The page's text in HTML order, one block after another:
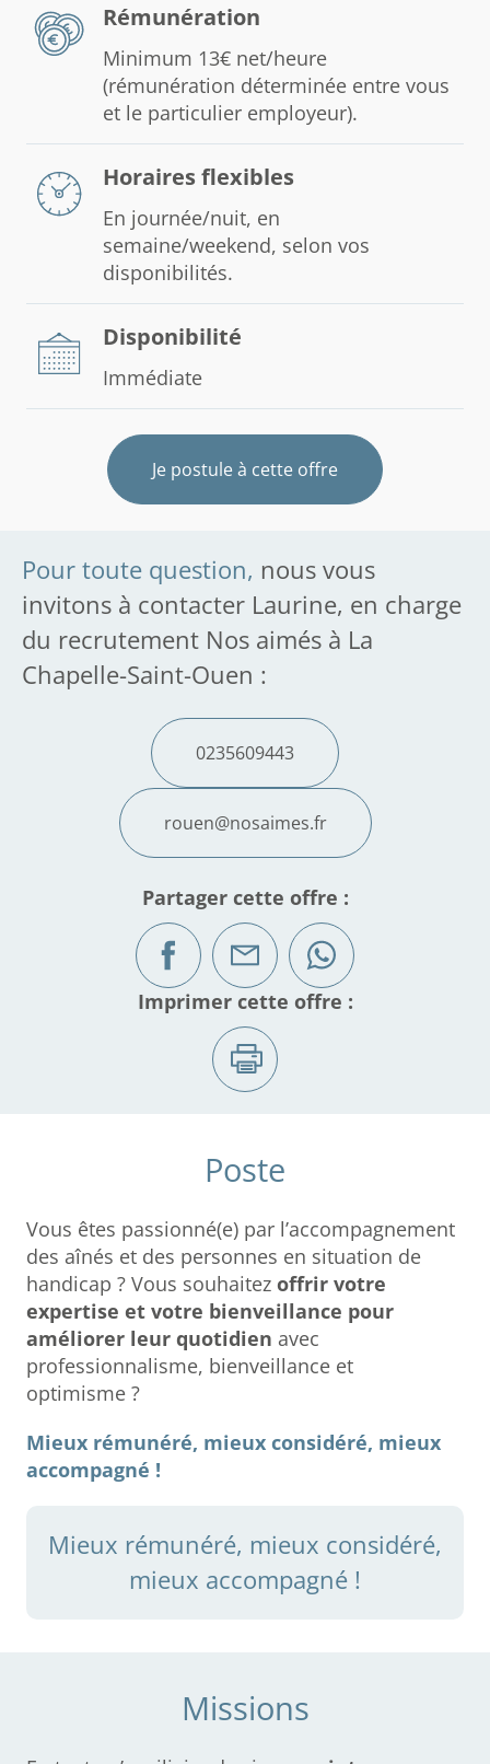
Rémunération
Minimum 13€ net/heure
(rémunération déterminée entre vous
et le particulier employeur).
Horaires flexibles
En journée/nuit, en
semaine/weekend, selon vos
disponibilités.
Disponibilité
Immédiate
Je postule à cette offre
Pour toute question, nous vous
invitons à contacter Laurine, en charge
du recrutement Nos aimés à La
Chapelle-Saint-Ouen :
0235609443
rouen@nosaimes.fr
Partager cette offre :
Imprimer cette offre :
Poste
Vous êtes passionné(e) par l’accompagnement
des aînés et des personnes en situation de
handicap ? Vous souhaitez offrir votre
expertise et votre bienveillance pour
améliorer leur quotidien avec
professionnalisme, bienveillance et
optimisme ?
Mieux rémunéré, mieux considéré, mieux
accompagné !
Mieux rémunéré, mieux considéré,
mieux accompagné !
Missions